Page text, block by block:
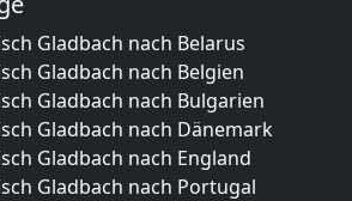
Gladbach nach Belarus
Gladbach nach Belgien
Gladbach nach Bulgarien
Gladbach nach Dänemark
Gladbach nach England
Gladbach nach Portugal